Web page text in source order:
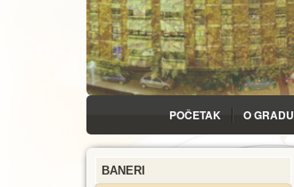
POČETAK O GRADU
BANERI